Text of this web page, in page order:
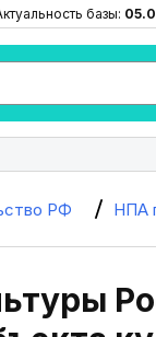
базы:
РФ НПА